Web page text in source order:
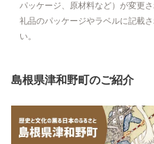
パッケージ、原材料など）が変更
礼品のパッケージやラベルに記載
い。
島根県津和野町のご紹介